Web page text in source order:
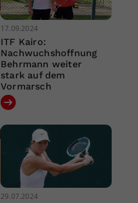
17.09.2024
ITF Kairo:
Nachwuchshoffnung
Behrmann weiter
stark auf dem
Vormarsch
29.07.2024